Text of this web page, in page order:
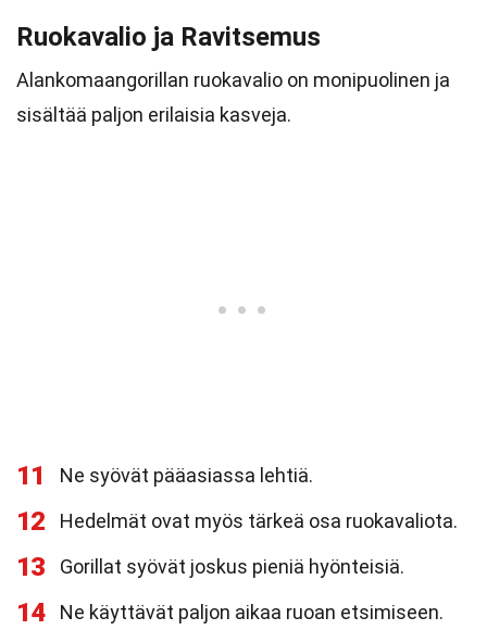
Ruokavalio ja Ravitsemus
Alankomaangorillan ruokavalio on monipuolinen ja
sisältää paljon erilaisia kasveja.
11 Ne syövät pääasiassa lehtiä.
12 Hedelmät ovat myös tärkeä osa ruokavaliota.
13 Gorillat syövät joskus pieniä hyönteisiä.
14 Ne käyttävät paljon aikaa ruoan etsimiseen.